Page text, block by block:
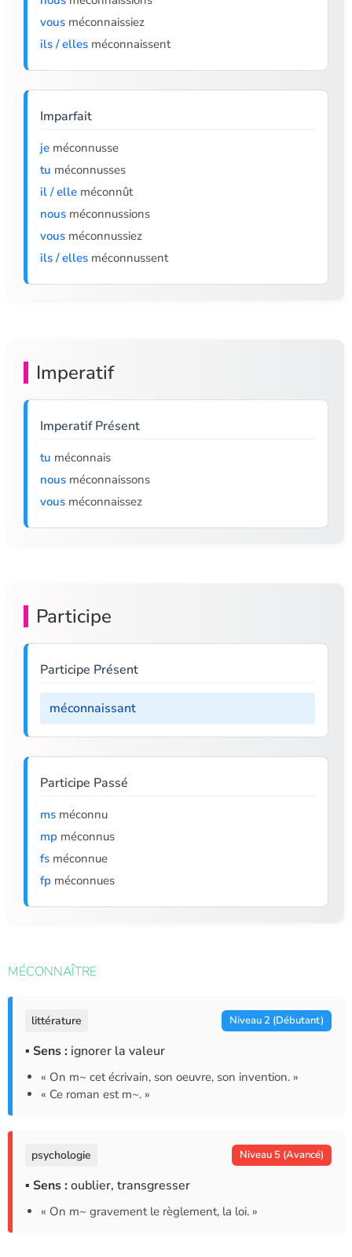
vous méconnaissiez
ils / elles méconnaissent
Imparfait
je méconnusse
tu méconnusses
il / elle méconnût
nous méconnussions
vous méconnussiez
ils / elles méconnussent
Imperatif
Imperatif Présent
tu méconnais
nous méconnaissons
vous méconnaissez
Participe
Participe Présent
méconnaissant
Participe Passé
ms méconnu
mp méconnus
fs méconnue
fp méconnues
MÉCONNAÎTRE
littérature Niveau 2 (Débutant)
▪ Sens : ignorer la valeur
« On m~ cet écrivain, son oeuvre, son invention. »
« Ce roman est m~. »
psychologie Niveau 5 (Avancé)
▪ Sens : oublier, transgresser
« On m~ gravement le règlement, la loi. »